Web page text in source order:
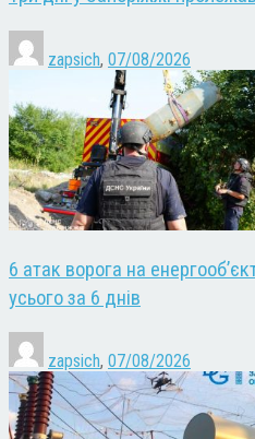
zapsich, 07/08/2026
6 атак ворога на
усього за 6 днів
zapsich, 07/08/2026